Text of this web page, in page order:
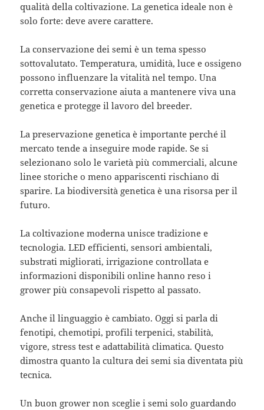
qualità della coltivazione. La genetica ideale non è
solo forte: deve avere carattere.
La conservazione dei semi è un tema spesso
sottovalutato. Temperatura, umidità, luce e ossigeno
possono influenzare la vitalità nel tempo. Una
corretta conservazione aiuta a mantenere viva una
genetica e protegge il lavoro del breeder.
La preservazione genetica è importante perché il
mercato tende a inseguire mode rapide. Se si
selezionano solo le varietà più commerciali, alcune
linee storiche o meno appariscenti rischiano di
sparire. La biodiversità genetica è una risorsa per il
futuro.
La coltivazione moderna unisce tradizione e
tecnologia. LED efficienti, sensori ambientali,
substrati migliorati, irrigazione controllata e
informazioni disponibili online hanno reso i
grower più consapevoli rispetto al passato.
Anche il linguaggio è cambiato. Oggi si parla di
fenotipi, chemotipi, profili terpenici, stabilità,
vigore, stress test e adattabilità climatica. Questo
dimostra quanto la cultura dei semi sia diventata più
tecnica.
Un buon grower non sceglie i semi solo guardando